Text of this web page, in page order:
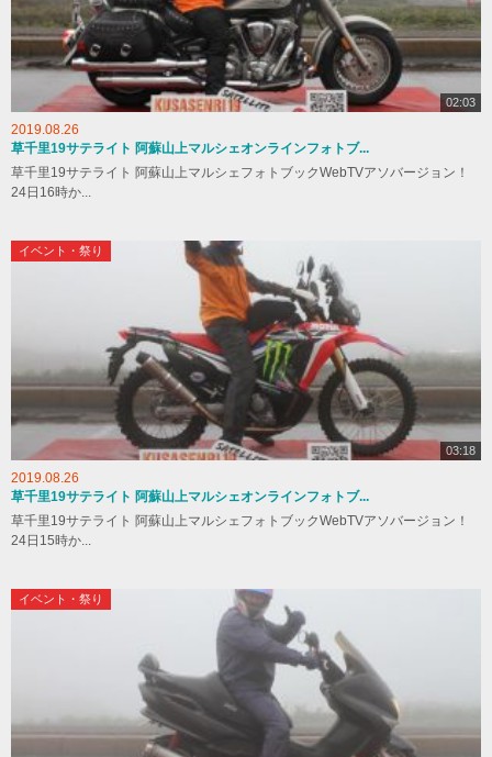
02:03
2019.08.26
草千里19サテライト 阿蘇山上マルシェオンラインフォトブ...
草千里19サテライト 阿蘇山上マルシェフォトブックWebTVアソバージョン！
24日16時か...
イベント・祭り
03:18
2019.08.26
草千里19サテライト 阿蘇山上マルシェオンラインフォトブ...
草千里19サテライト 阿蘇山上マルシェフォトブックWebTVアソバージョン！
24日15時か...
イベント・祭り